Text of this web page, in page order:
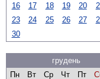
16
17 18 19 20
23
24 25 26 27
30
грудень
Пн
Вт Ср Чт Пт